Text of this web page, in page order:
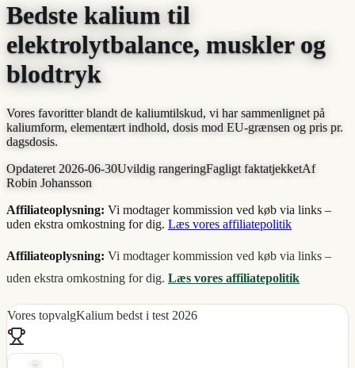
Bedste kalium til
elektrolytbalance, muskler og
blodtryk
Vores favoritter blandt de kaliumtilskud, vi har sammenlignet på
kaliumform, elementært indhold, dosis mod EU-grænsen og pris pr.
dagsdosis.
Opdateret 2026-06-30Uvildig rangeringFagligt faktatjekketAf
Robin Johansson
Affiliateoplysning: Vi modtager kommission ved køb via links –
uden ekstra omkostning for dig. Læs vores affiliatepolitik
Affiliateoplysning: Vi modtager kommission ved køb via links –
uden ekstra omkostning for dig. Læs vores affiliatepolitik
Vores topvalgKalium bedst i test 2026